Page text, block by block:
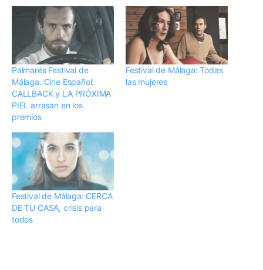
Palmarés Festival de
Málaga. Cine Español:
CALLBACK y LA PRÓXIMA
PIEL arrasan en los
premios
Festival de Málaga: Todas
las mujeres
Festival de Málaga: CERCA
DE TU CASA, crisis para
todos